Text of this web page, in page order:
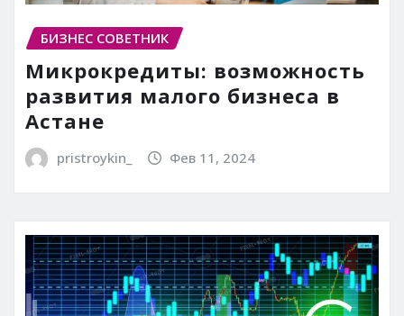
БИЗНЕС СОВЕТНИК
Микрокредиты: возможность
развития малого бизнеса в
Астане
pristroykin_ Фев 11, 2024